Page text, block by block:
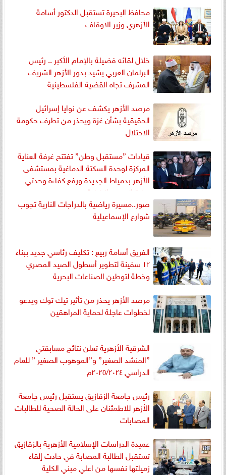
محافظ البحيرة تستقبل الدكتور أسامة
الأزهري وزير الاوقاف
خلال لقائه فضيلة بالإمام الأكبر .. رئيس
البرلمان العربي يشيد بدور الأزهر الشريف
المشرف تجاه القضية الفلسطينية
مرصد الأزهر يكشف عن نوايا إسرائيل
الحقيقية بشأن غزة ويحذر من تطرف حكومة
الاحتلال
قيادات ”مستقبل وطن” تفتتح غرفة العناية
المركزة لوحدة السكتة الدماغية بمستشفى
الأزهر بدمياط الجديدة ورفع كفاءة وحدتي
رعاية الصدر والباطنة
صور..مسيرة رياضية بالدراجات النارية تجوب
شوارع الإسماعيلية
الفريق أسامة ربيع : تكليف رئاسي جديد ببناء
١٢ سفينة لتطوير أسطول الصيد المصري
وخطة لتوطين الصناعات البحرية
مرصد الأزهر يحذر من تأثير تيك توك ويدعو
لخطوات عاجلة لحماية المراهقين
الشرقية الأزهرية تعلن نتائج مسابقتي
”المنشد الصغير” و”الموهوب الصغير ” للعام
الدراسي ٢٠٢٥/٢٠٢٤م
رئيس جامعة الزقازيق يستقبل رئيس جامعة
الأزهر للاطمئنان على الحالة الصحية للطالبات
المصابات
عميدة الدراسات الإسلامية الأزهرية بالزقازيق
تستقبل الطالبة المصابة في حادث إلقاء
زميلتها نفسها من اعلي مبني الكلية